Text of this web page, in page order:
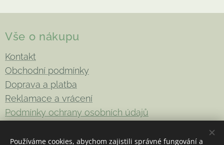
Vše o nákupu
Kontakt
Obchodní podmínky
Doprava a platba
Reklamace a vrácení
Podmínky ochrany osobních údajů
Používáme cookies, abychom zajistili správné fungování a